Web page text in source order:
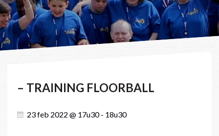
– TRAINING FLOORBALL
23 feb 2022 @ 17u30 - 18u30